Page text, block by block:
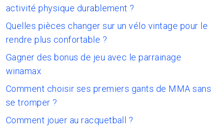
activité physique durablement ?
Quelles pièces changer sur un vélo vintage pour le
rendre plus confortable ?
Gagner des bonus de jeu avec le parrainage
winamax
Comment choisir ses premiers gants de MMA sans
se tromper ?
Comment jouer au racquetball ?